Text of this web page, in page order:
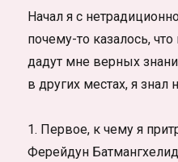
Начал я с
почему-то казалось,
дадут мне верных
в других местах, я знал
1. Первое, к чему я
Ферейдун